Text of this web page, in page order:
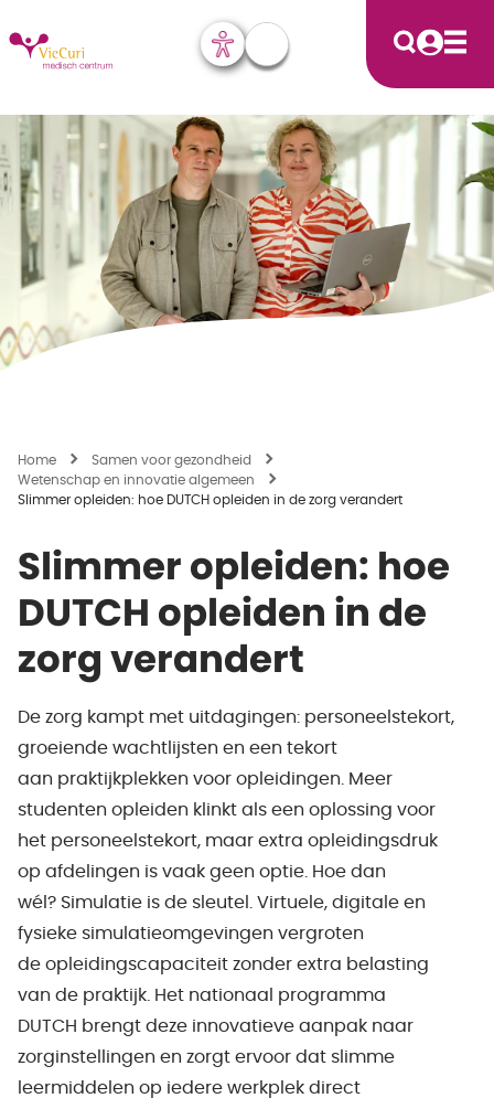
Home
Samen voor gezondheid
Wetenschap en innovatie algemeen
Slimmer opleiden: hoe DUTCH opleiden in de zorg verandert
Slimmer opleiden: hoe
DUTCH opleiden in de
zorg verandert
De zorg kampt met uitdagingen: personeelstekort,
groeiende wachtlijsten en een tekort
aan praktijkplekken voor opleidingen. Meer
studenten opleiden klinkt als een oplossing voor
het personeelstekort, maar extra opleidingsdruk
op afdelingen is vaak geen optie. Hoe dan
wél? Simulatie is de sleutel. Virtuele, digitale en
fysieke simulatieomgevingen vergroten
de opleidingscapaciteit zonder extra belasting
van de praktijk. Het nationaal programma
DUTCH brengt deze innovatieve aanpak naar
zorginstellingen en zorgt ervoor dat slimme
leermiddelen op iedere werkplek direct